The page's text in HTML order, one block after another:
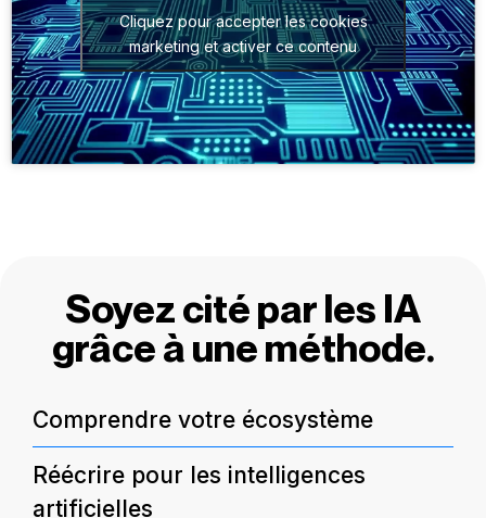
Cliquez pour accepter les cookies
marketing et activer ce contenu
Soyez cité par les IA
grâce à une méthode.
Comprendre votre écosystème
Je commence par vous écouter.
Avant toute optimisation, je plonge dans votre
univers : secteur, cible, positionnement, objectifs
Réécrire pour les intelligences
artificielles